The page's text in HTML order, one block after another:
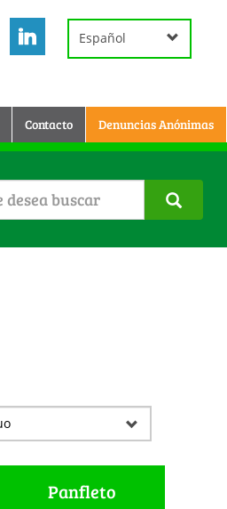
Español
Contacto Denuncias Anónimas
Panfleto